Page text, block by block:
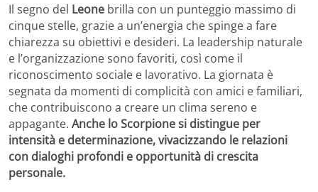
Il segno del Leone brilla con un punteggio massimo di
cinque stelle, grazie a un’energia che spinge a fare
chiarezza su obiettivi e desideri. La leadership naturale
e l’organizzazione sono favoriti, così come il
riconoscimento sociale e lavorativo. La giornata è
segnata da momenti di complicità con amici e familiari,
che contribuiscono a creare un clima sereno e
appagante. Anche lo Scorpione si distingue per
intensità e determinazione, vivacizzando le relazioni
con dialoghi profondi e opportunità di crescita
personale.